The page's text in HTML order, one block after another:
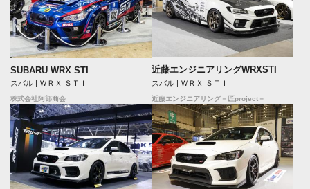
SUBARU WRX STI
スバル | ＷＲＸ ＳＴＩ
株式会社阿部商会
近藤エンジニアリングWRXSTI
スバル | ＷＲＸ ＳＴＩ
近藤エンジニアリング－匠project－